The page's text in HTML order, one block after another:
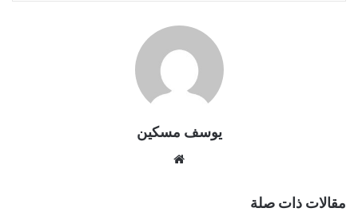
يوسف مسكين
مقالات ذات صلة